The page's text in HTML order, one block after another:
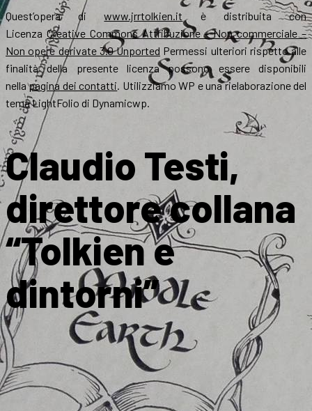
Quest’opera diwww.jrrtolkien.it è distribuita con
Licenza Creative Commons Attribuzione – Non commerciale –
Non opere derivate 3.0 Unported Permessi ulteriori rispetto alle
finalità della presente licenza possono essere disponibili
nellapagina dei contatti. Utilizziamo WP e una rielaborazione del
tema LightFolio di Dynamicwp.
Claudio Testi,
direttore collana
“Tolkien e
dintorni”